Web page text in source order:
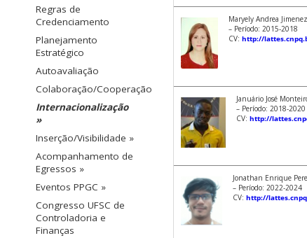
Regras de
Credenciamento
Planejamento
Estratégico
Autoavaliação
Colaboração/Cooperação
Internacionalização
»
Inserção/Visibilidade »
Acompanhamento de
Egressos »
Eventos PPGC »
Congresso UFSC de
Controladoria e
Finanças
Maryely Andrea
– Período: 2015-2018
CV: http://
Januário José
– Período: 2018-2020
CV: http://
Jonathan Enrique
– Período: 2022-2024
CV: http://